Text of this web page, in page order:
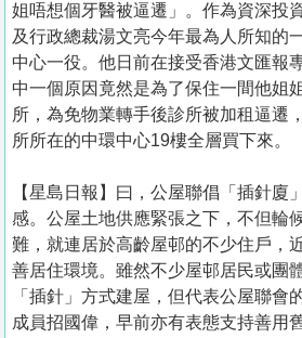
姐唔想個牙醫被逼遷」。作為資深投
及行政總裁湯文亮今年最為人所知的
中心一役。他日前在接受香港文匯報
中一個原因竟然是為了保住一間他姐
所，為免物業轉手後診所被加租逼遷
所所在的中環中心19樓全層買下來。
【星島日報】曰，公屋聯倡「插針廈
感。公屋土地供應緊張之下，不但輪
難，就連居於高齡屋邨的不少住戶，
善居住環境。雖然不少屋邨居民或團
「插針」方式建屋，但代表公屋聯會
成員招國偉，早前亦有表態支持善用